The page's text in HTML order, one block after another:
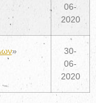
06-
2020
»
30-
06-
2020